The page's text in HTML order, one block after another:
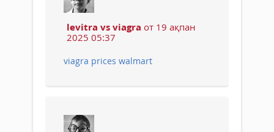
levitra vs viagra от 19 ақпан
2025 05:37
viagra prices walmart